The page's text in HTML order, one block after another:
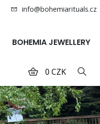
info@bohemiarituals.cz
BOHEMIA JEWELLERY
0 CZK